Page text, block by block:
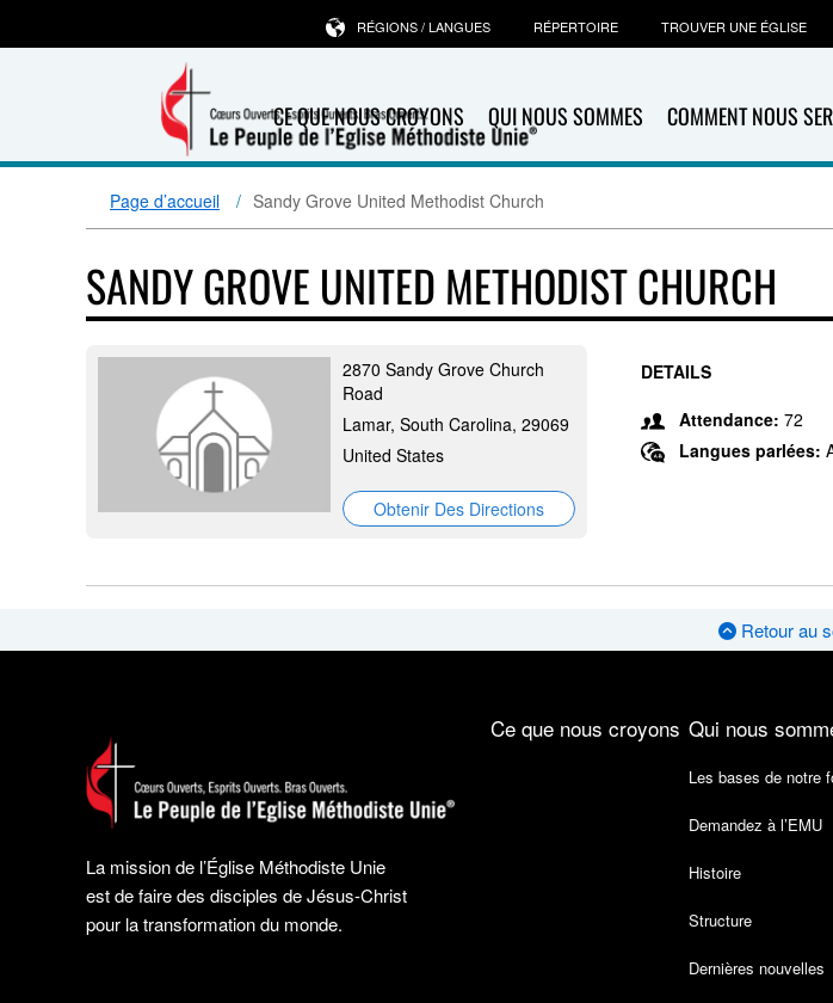
CE QUE NOUS CROYONS QUI NOUS SOMMES COMMENT NOUS
RÉGIONS / LANGUES RÉPERTOIRE TROUVER UNE ÉGLISE
Page d’accueil Sandy Grove United Methodist Church
SANDY GROVE UNITED METHODIST CHURCH
2870 Sandy Grove Church
Road
Lamar, South Carolina, 29069
United States
Obtenir Des Directions
DETAILS
Attendance: 72
Langues parlées:
Retour au
La mission de l’Église Méthodiste Unie
est de faire des disciples de Jésus-Christ
pour la transformation du monde.
Ce que nous croyons Qui nous
Les bases de notre
Demandez à l’EMU
Histoire
Structure
Dernières nouvelles